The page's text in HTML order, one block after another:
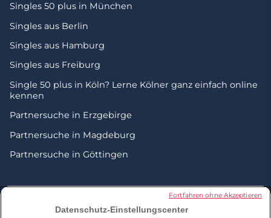
Singles 50 plus in München
Singles aus Berlin
Singles aus Hamburg
Singles aus Freiburg
Single 50 plus in Köln? Lerne Kölner ganz einfach online
kennen
Partnersuche in Erzgebirge
Partnersuche in Magdeburg
Partnersuche in Göttingen
© 2026 by Zweisam. Alle Rechte vorbehalten. A meetic
Datenschutz-Einstellungscenter
Fortfahren ohne Akzeptieren